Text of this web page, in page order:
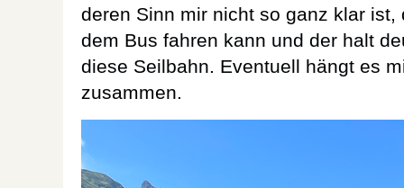
deren Sinn mir nicht so ganz klar ist,
dem Bus fahren kann und der halt
diese Seilbahn. Eventuell hängt es
zusammen.